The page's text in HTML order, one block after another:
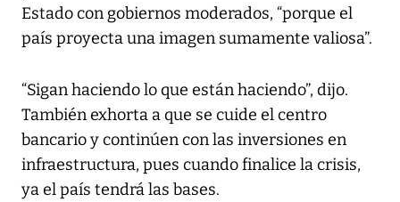
Estado con gobiernos moderados, “porque el
país proyecta una imagen sumamente valiosa”.
“Sigan haciendo lo que están haciendo”, dijo.
También exhorta a que se cuide el centro
bancario y continúen con las inversiones en
infraestructura, pues cuando finalice la crisis,
ya el país tendrá las bases.